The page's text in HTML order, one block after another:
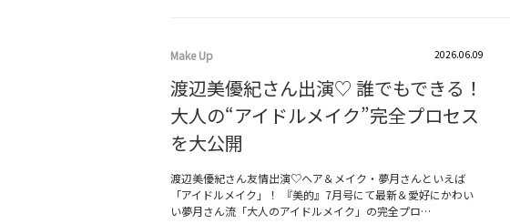
Make Up 2026.06.09
渡辺美優紀さん出演♡ 誰でもできる！
大人の“アイドルメイク”完全プロセス
を大公開
渡辺美優紀さん友情出演♡ヘア＆メイク・夢月さんといえば
「アイドルメイク」！ 『美的』7月号にて最新＆愛好にかわい
い夢月さん流「大人のアイドルメイク」の完全プロ…